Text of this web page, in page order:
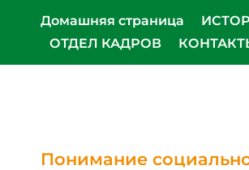
Домашняя страница
ОТДЕЛ КАДРОВ
Понимание